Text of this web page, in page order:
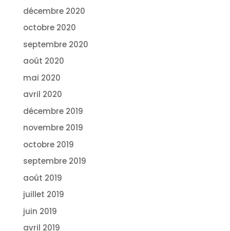
décembre 2020
octobre 2020
septembre 2020
août 2020
mai 2020
avril 2020
décembre 2019
novembre 2019
octobre 2019
septembre 2019
août 2019
juillet 2019
juin 2019
avril 2019